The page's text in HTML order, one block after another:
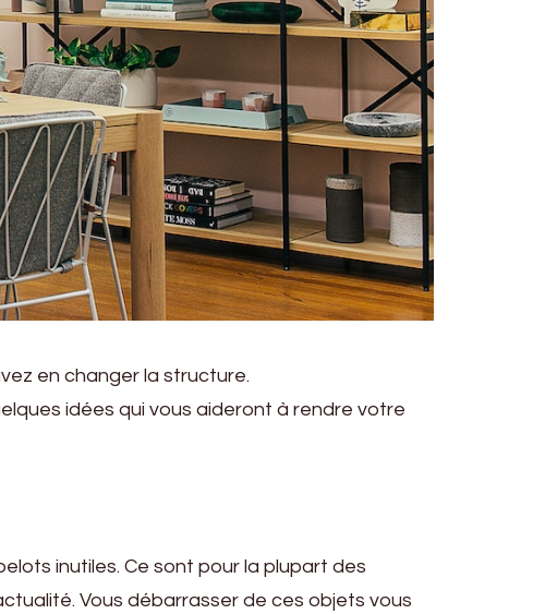
en changer la structure.
idées qui vous aideront à rendre votre
inutiles. Ce sont pour la plupart des
Vous débarrasser de ces objets vous